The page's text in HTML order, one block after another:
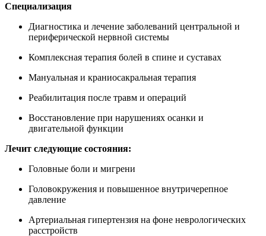
Специализация
Диагностика и лечение заболеваний центральной и
периферической нервной системы
Комплексная терапия болей в спине и суставах
Мануальная и краниосакральная терапия
Реабилитация после травм и операций
Восстановление при нарушениях осанки и
двигательной функции
Лечит следующие состояния:
Головные боли и мигрени
Головокружения и повышенное внутричерепное
давление
Артериальная гипертензия на фоне неврологических
расстройств